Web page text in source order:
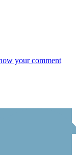
your comment